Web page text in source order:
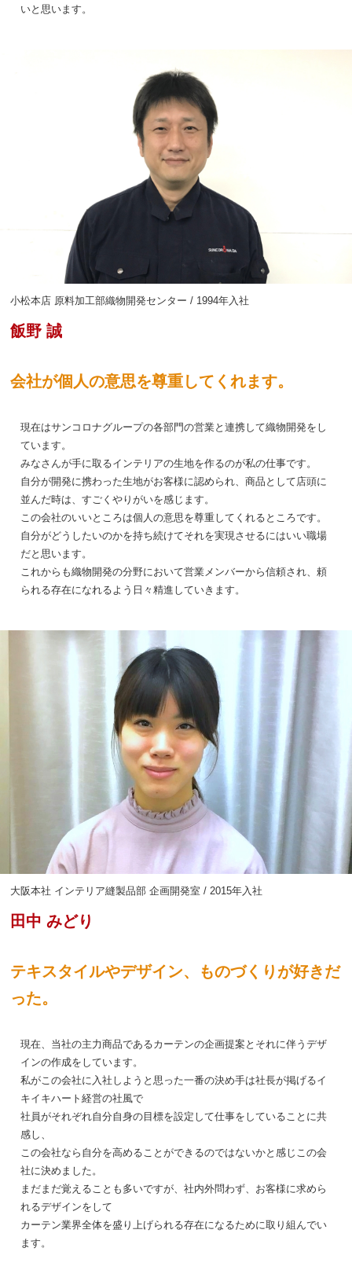
いと思います。
小松本店 原料加工部織物開発センター / 1994年入社
飯野 誠
会社が個人の意思を尊重してくれます。
現在はサンコロナグループの各部門の営業と連携して織物開発をし
ています。
みなさんが手に取るインテリアの生地を作るのが私の仕事です。
自分が開発に携わった生地がお客様に認められ、商品として店頭に
並んだ時は、すごくやりがいを感じます。
この会社のいいところは個人の意思を尊重してくれるところです。
自分がどうしたいのかを持ち続けてそれを実現させるにはいい職場
だと思います。
これからも織物開発の分野において営業メンバーから信頼され、頼
られる存在になれるよう日々精進していきます。
大阪本社 インテリア縫製品部 企画開発室 / 2015年入社
田中 みどり
テキスタイルやデザイン、ものづくりが好きだ
った。
現在、当社の主力商品であるカーテンの企画提案とそれに伴うデザ
インの作成をしています。
私がこの会社に入社しようと思った一番の決め手は社長が掲げるイ
キイキハート経営の社風で
社員がそれぞれ自分自身の目標を設定して仕事をしていることに共
感し、
この会社なら自分を高めることができるのではないかと感じこの会
社に決めました。
まだまだ覚えることも多いですが、社内外問わず、お客様に求めら
れるデザインをして
カーテン業界全体を盛り上げられる存在になるために取り組んでい
ます。